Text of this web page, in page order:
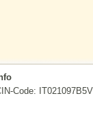
Code: